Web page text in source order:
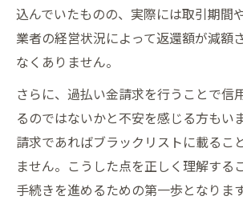
過払い金口コミでよくある
過払い金相談先選びの注意
専門家選びで後悔しない過払い金
過払い金専門家選びの基本
過払い金司法書士と弁護士
過払い金対応で後悔しない
方
過払い金請求の成功につなが
込んでいたものの、実際には取引期間
業者の経営状況によって返還額が減額
なくありません。
さらに、過払い金請求を行うことで信
るのではないかと不安を感じる方もい
請求であればブラックリストに載るこ
ません。こうした点を正しく理解する
手続きを進めるための第一歩となります